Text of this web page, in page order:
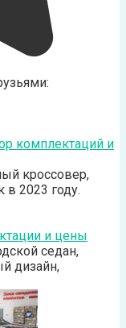
комплектаций и
кроссовер,
2023 году.
и цены
седан,
дизайн,